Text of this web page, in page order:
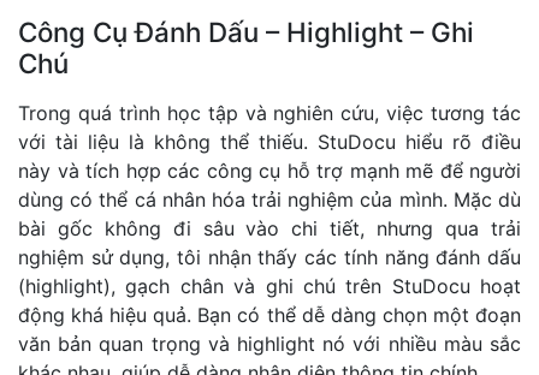
Công Cụ Đánh Dấu – Highlight – Ghi
Chú
Trong quá trình học tập và nghiên cứu, việc tương tác
với tài liệu là không thể thiếu. StuDocu hiểu rõ điều
này và tích hợp các công cụ hỗ trợ mạnh mẽ để người
dùng có thể cá nhân hóa trải nghiệm của mình. Mặc dù
bài gốc không đi sâu vào chi tiết, nhưng qua trải
nghiệm sử dụng, tôi nhận thấy các tính năng đánh dấu
(highlight), gạch chân và ghi chú trên StuDocu hoạt
động khá hiệu quả. Bạn có thể dễ dàng chọn một đoạn
văn bản quan trọng và highlight nó với nhiều màu sắc